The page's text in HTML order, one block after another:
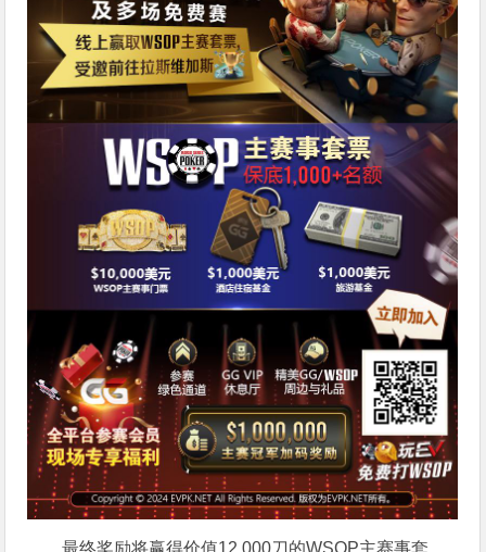
最终奖励将赢得价值12,000刀的WSOP主赛事套